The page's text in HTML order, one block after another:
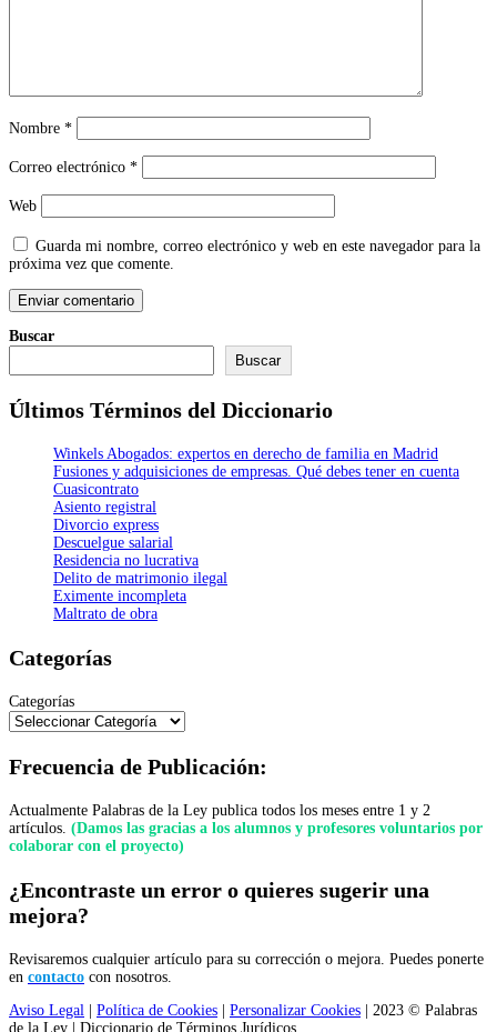
Nombre *
Correo electrónico *
Web
Guarda mi nombre, correo electrónico y web en este navegador para la
próxima vez que comente.
Buscar
Buscar
Últimos Términos del Diccionario
Winkels Abogados: expertos en derecho de familia en Madrid
Fusiones y adquisiciones de empresas. Qué debes tener en cuenta
Cuasicontrato
Asiento registral
Divorcio express
Descuelgue salarial
Residencia no lucrativa
Delito de matrimonio ilegal
Eximente incompleta
Maltrato de obra
Categorías
Categorías
Frecuencia de Publicación:
Actualmente Palabras de la Ley publica todos los meses entre 1 y 2
artículos. (Damos las gracias a los alumnos y profesores voluntarios por
colaborar con el proyecto)
¿Encontraste un error o quieres sugerir una
mejora?
Revisaremos cualquier artículo para su corrección o mejora. Puedes ponerte
en contacto con nosotros.
Aviso Legal
Política de Cookies Personalizar Cookies | 2023 © Palabras
de la Ley | Diccionario de Términos Jurídicos